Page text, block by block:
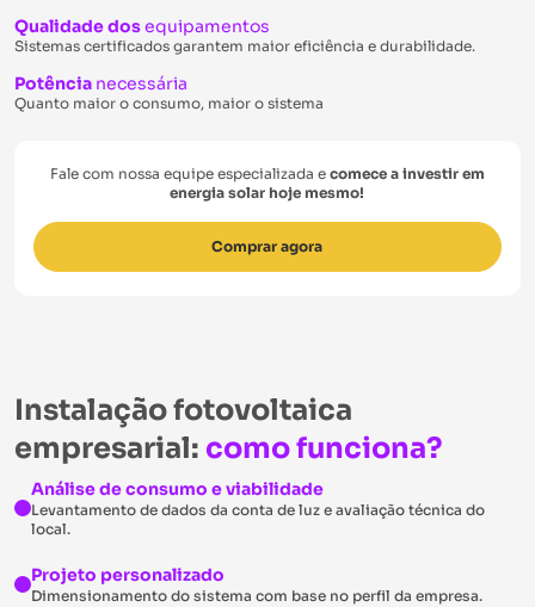
Qualidade dosequipamentos
Sistemas certificados garantem maior eficiência e durabilidade.
Potência necessária
Quanto maior o consumo, maior o sistema
Fale com nossa equipe especializada e comece a investir em
energia solar hoje mesmo!
Comprar agora
Instalação fotovoltaica
empresarial: como funciona?
Análise de consumo e viabilidade
Levantamento de dados da conta de luz e avaliação técnica do
local.
Projeto personalizado
Dimensionamento do sistema com base no perfil da empresa.